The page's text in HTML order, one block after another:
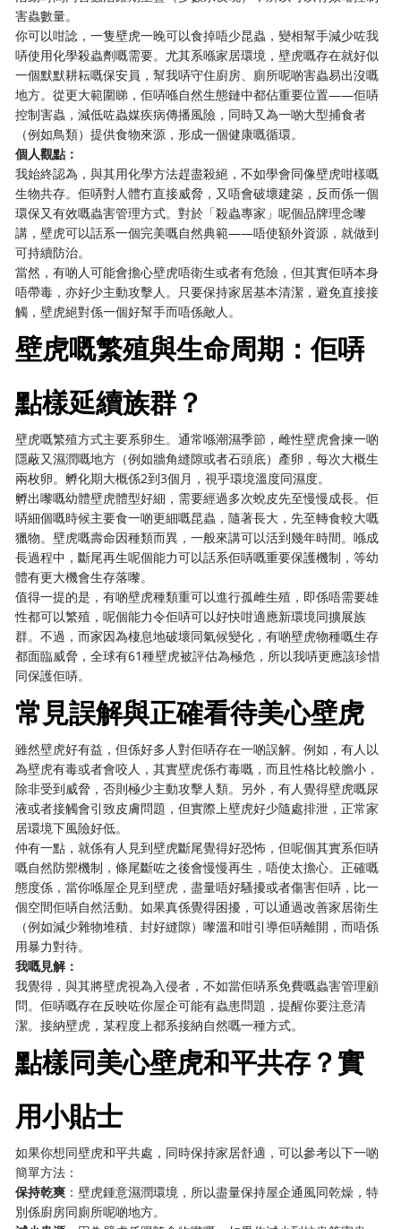
害蟲數量。
你可以咁諗，一隻壁虎一晚可以食掉唔少昆蟲，變相幫手減少咗我
哢使用化學殺蟲劑嘅需要。尤其系喺家居環境，壁虎嘅存在就好似
一個默默耕耘嘅保安員，幫我哢守住廚房、廁所呢啲害蟲易出沒嘅
地方。從更大範圍睇，佢哢喺自然生態鏈中都佔重要位置——佢哢
控制害蟲，減低咗蟲媒疾病傳播風險，同時又為一啲大型捕食者
（例如鳥類）提供食物來源，形成一個健康嘅循環。
個人觀點：
我始終認為，與其用化學方法趕盡殺絕，不如學會同像壁虎咁樣嘅
生物共存。佢哢對人體冇直接威脅，又唔會破壞建築，反而係一個
環保又有效嘅蟲害管理方式。對於「殺蟲專家」呢個品牌理念嚟
講，壁虎可以話系一個完美嘅自然典範——唔使額外資源，就做到
可持續防治。
當然，有啲人可能會擔心壁虎唔衛生或者有危險，但其實佢哢本身
唔帶毒，亦好少主動攻擊人。只要保持家居基本清潔，避免直接接
觸，壁虎絕對係一個好幫手而唔係敵人。
壁虎嘅繁殖與生命周期：佢哢
點樣延續族群？
壁虎嘅繁殖方式主要系卵生。通常喺潮濕季節，雌性壁虎會揀一啲
隱蔽又濕潤嘅地方（例如牆角縫隙或者石頭底）產卵，每次大概生
兩枚卵。孵化期大概係2到3個月，視乎環境溫度同濕度。
孵出嚟嘅幼體壁虎體型好細，需要經過多次蛻皮先至慢慢成長。佢
哢細個嘅時候主要食一啲更細嘅昆蟲，隨著長大，先至轉食較大嘅
獵物。壁虎嘅壽命因種類而異，一般來講可以活到幾年時間。喺成
長過程中，斷尾再生呢個能力可以話系佢哢嘅重要保護機制，等幼
體有更大機會生存落嚟。
值得一提的是，有啲壁虎種類重可以進行孤雌生殖，即係唔需要雄
性都可以繁殖，呢個能力令佢哢可以好快咁適應新環境同擴展族
群。不過，而家因為棲息地破壞同氣候變化，有啲壁虎物種嘅生存
都面臨威脅，全球有61種壁虎被評估為極危，所以我哢更應該珍惜
同保護佢哢。
常見誤解與正確看待美心壁虎
雖然壁虎好有益，但係好多人對佢哢存在一啲誤解。例如，有人以
為壁虎有毒或者會咬人，其實壁虎係冇毒嘅，而且性格比較膽小，
除非受到威脅，否則極少主動攻擊人類。另外，有人覺得壁虎嘅尿
液或者接觸會引致皮膚問題，但實際上壁虎好少隨處排泄，正常家
居環境下風險好低。
仲有一點，就係有人見到壁虎斷尾覺得好恐怖，但呢個其實系佢哢
嘅自然防禦機制，條尾斷咗之後會慢慢再生，唔使太擔心。正確嘅
態度係，當你喺屋企見到壁虎，盡量唔好騷擾或者傷害佢哢，比一
個空間佢哢自然活動。如果真係覺得困擾，可以通過改善家居衛生
（例如減少雜物堆積、封好縫隙）嚟溫和咁引導佢哢離開，而唔係
用暴力對待。
我嘅見解：
我覺得，與其將壁虎視為入侵者，不如當佢哢系免費嘅蟲害管理顧
問。佢哢嘅存在反映咗你屋企可能有蟲患問題，提醒你要注意清
潔。接納壁虎，某程度上都系接納自然嘅一種方式。
點樣同美心壁虎和平共存？實
用小貼士
如果你想同壁虎和平共處，同時保持家居舒適，可以參考以下一啲
簡單方法：
保持乾爽 ：壁虎鍾意濕潤環境，所以盡量保持屋企通風同乾燥，特
別係廚房同廁所呢啲地方。